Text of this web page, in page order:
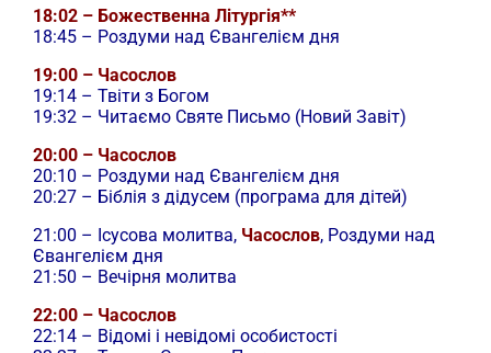
18:02 – Божественна Літургія**
18:45 – Роздуми над Євангелієм дня
19:00 – Часослов
19:14 – Твіти з Богом
19:32 – Читаємо Святе Письмо (Новий Завіт)
20:00 – Часослов
20:10 – Роздуми над Євангелієм дня
20:27 – Біблія з дідусем (програма для дітей)
21:00 – Ісусова молитва, Часослов, Роздуми над
Євангелієм дня
21:50 – Вечірня молитва
22:00 – Часослов
22:14 – Відомі і невідомі особистості